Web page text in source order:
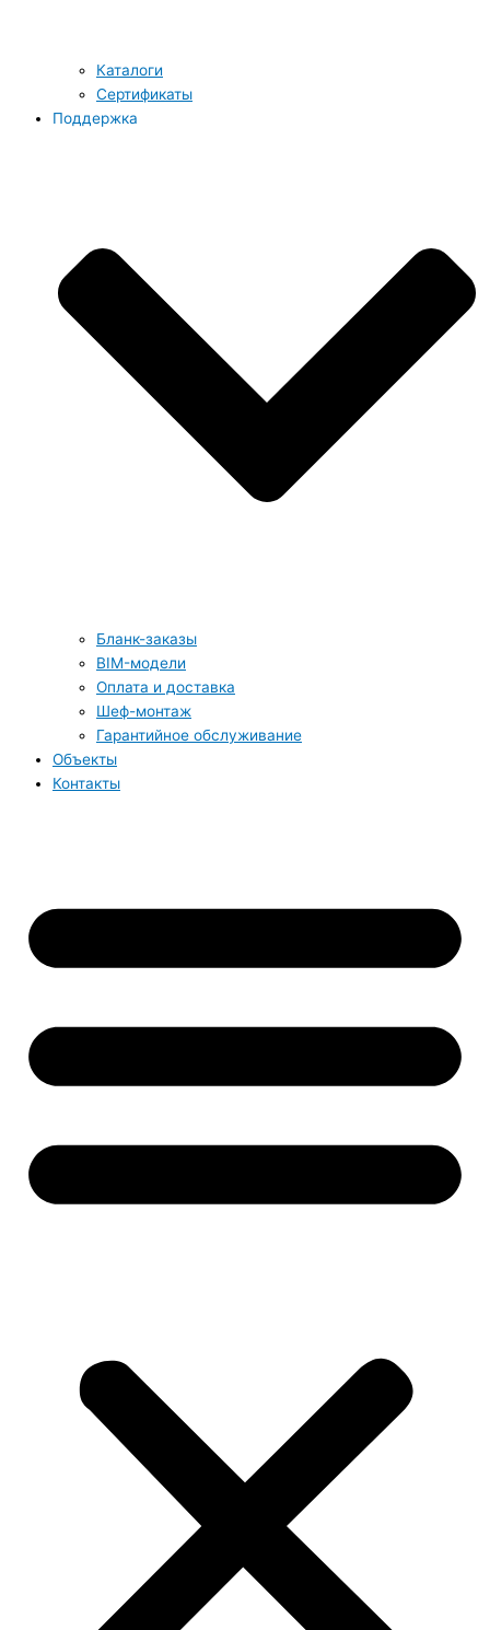
Каталоги
Сертификаты
Поддержка
Бланк-заказы
BIM-модели
Оплата и доставка
Шеф-монтаж
Гарантийное обслуживание
Объекты
Контакты